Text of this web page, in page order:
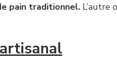
pain traditionnel. L’autre